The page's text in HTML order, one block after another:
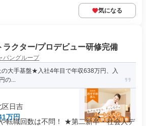
気になる
クター/プロデビュー研修完備
パングループ
大手基盤★入社4年目で年収638万円、入
の...
区日吉
万円
転職回数は不問！ ★第二新卒・社会人デ